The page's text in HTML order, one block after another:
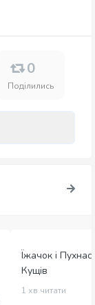
0
Поділились
Їжачок і
Кущів
1 хв читати